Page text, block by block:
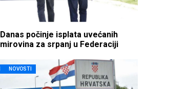
Danas počinje isplata uvećanih
mirovina za srpanj u Federaciji
NOVOSTI